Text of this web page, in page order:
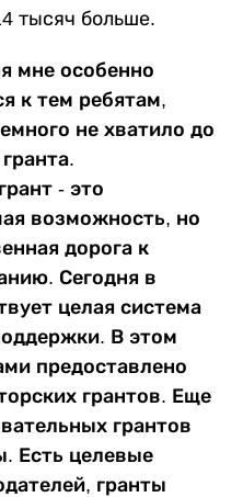
тысяч больше.
мне особенно
к тем ребятам,
не хватило до
- это
возможность, но
дорога к
Сегодня в
целая система
В этом
предоставлено
грантов. Еще
грантов
Есть целевые
гранты